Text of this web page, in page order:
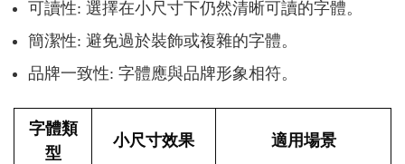
可讀性: 選擇在小尺寸下仍然清晰可讀的字體。
簡潔性: 避免過於裝飾或複雜的字體。
品牌一致性: 字體應與品牌形象相符。
字體類
型
小尺寸效果 適用場景